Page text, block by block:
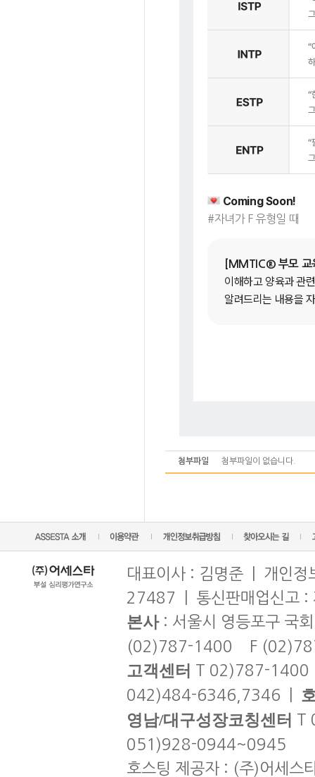
Coming Soon!
#자녀가 F 유형일 때
[MMTIC® 부모 교
이해하고 양육과 관
알려드리는 내용을
첨부파일 첨부파일이 없습니다.
대표이사 : 김명준 | 개인
27487 | 통신판매업신고
본사: 서울시 영등포구 국
(02)787-1400 F
고객센터 T 02)787-
042)484-6346,7346 |
영남/대구성장코칭센터 T
051)928-0944~0945
호스팅 제공자 : (주)어세